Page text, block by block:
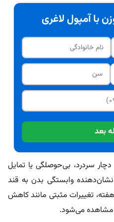
با آمپول لاغری
بعد
سردرد، بی‌حوصلگی یا تمایل
وابستگی بدن به قند
تغییرات مثبتی مانند کاهش
مشاهده می‌شود.